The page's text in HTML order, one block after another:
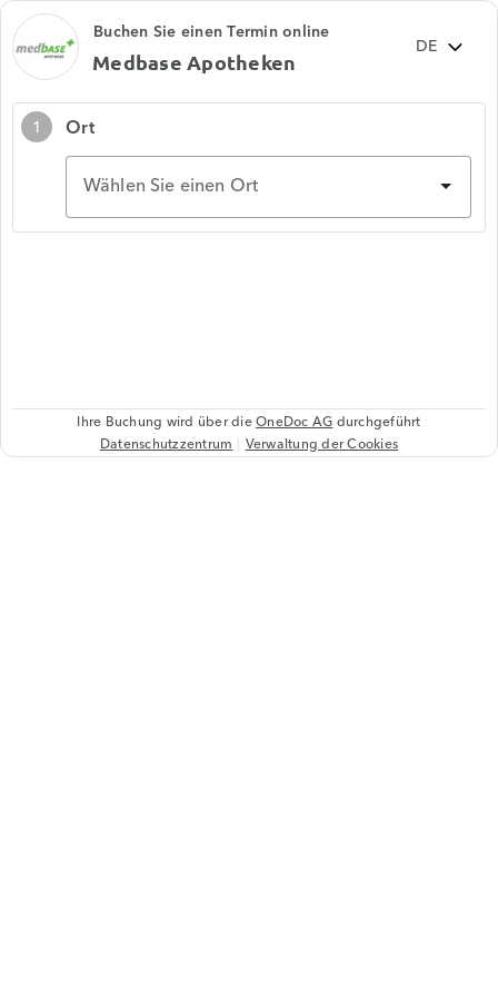
Buchen Sie einen Termin online
Medbase Apotheken
1
Ort
Wählen Sie einen Ort
Ihre Buchung wird über dieOneDoc AGdurchgeführt
Datenschutzzentrum Verwaltung der Cookies